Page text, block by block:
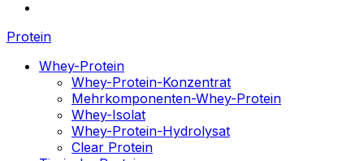
Protein
Whey-Protein
Whey-Protein-Konzentrat
Mehrkomponenten-Whey-Protein
Whey-Isolat
Whey-Protein-Hydrolysat
Clear Protein